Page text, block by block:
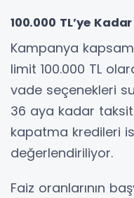
100.000 TL’ye
Kampanya
limit 100.000 TL
vade seçenekleri
36 aya kadar
kapatma kredileri
değerlendiriliyor.
Faiz oranlarının